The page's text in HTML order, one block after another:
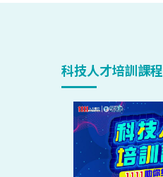
科技人才培訓課程